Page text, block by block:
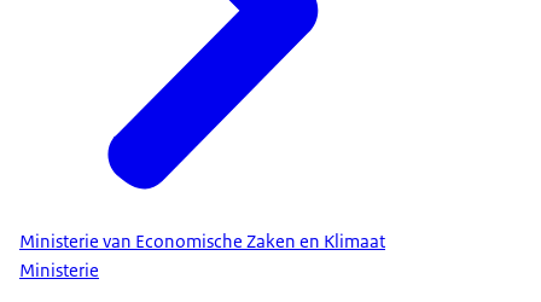
Ministerie van Economische Zaken en Klimaat
Ministerie